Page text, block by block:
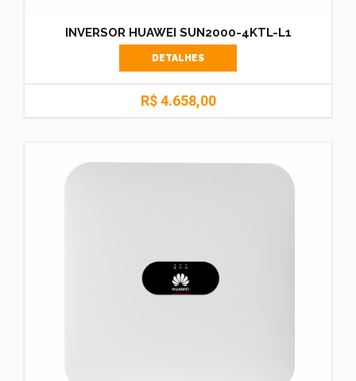
INVERSOR HUAWEI SUN2000-4KTL-L1
DETALHES
R$ 4.658,00